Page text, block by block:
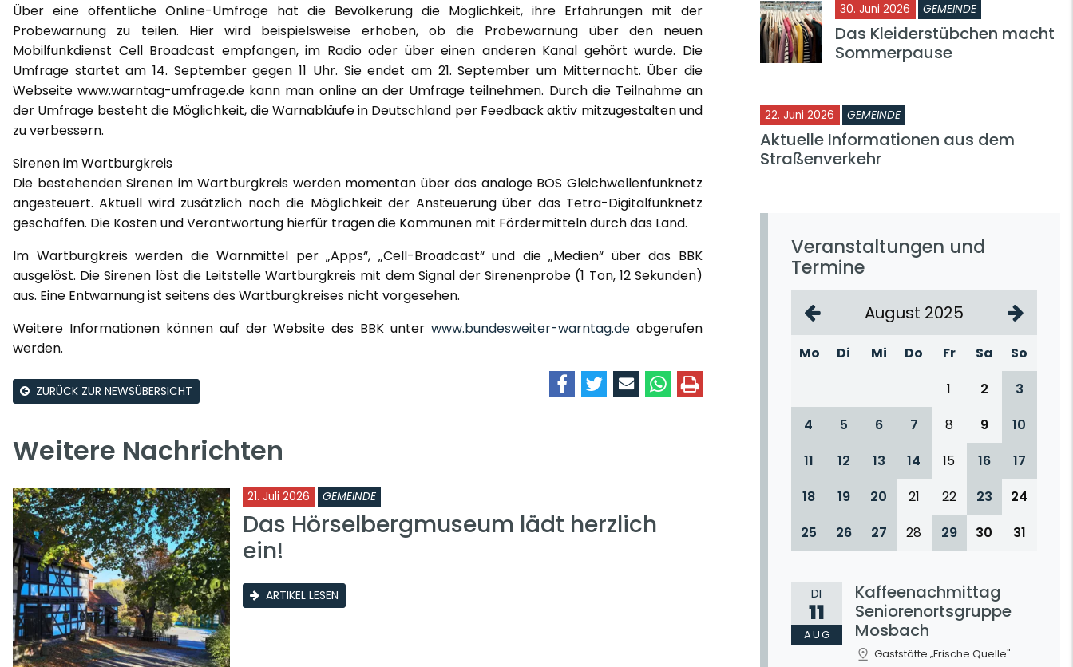
Über eine öffentliche Online-Umfrage hat die Bevölkerung die Möglichkeit, ihre Erfahrungen mit der
Probewarnung zu teilen. Hier wird beispielsweise erhoben, ob die Probewarnung über den neuen
Mobilfunkdienst Cell Broadcast empfangen, im Radio oder über einen anderen Kanal gehört wurde. Die
Umfrage startet am 14. September gegen 11 Uhr. Sie endet am 21. September um Mitternacht. Über die
Webseite www.warntag-umfrage.de kann man online an der Umfrage teilnehmen. Durch die Teilnahme an
der Umfrage besteht die Möglichkeit, die Warnabläufe in Deutschland per Feedback aktiv mitzugestalten und
zu verbessern.
Sirenen im Wartburgkreis
Die bestehenden Sirenen im Wartburgkreis werden momentan über das analoge BOS Gleichwellenfunknetz
angesteuert. Aktuell wird zusätzlich noch die Möglichkeit der Ansteuerung über das Tetra-Digitalfunknetz
geschaffen. Die Kosten und Verantwortung hierfür tragen die Kommunen mit Fördermitteln durch das Land.
Im Wartburgkreis werden die Warnmittel per „Apps“, „Cell-Broadcast“ und die „Medien“ über das BBK
ausgelöst. Die Sirenen löst die Leitstelle Wartburgkreis mit dem Signal der Sirenenprobe (1 Ton, 12 Sekunden)
aus. Eine Entwarnung ist seitens des Wartburgkreises nicht vorgesehen.
Weitere Informationen können auf der Website des BBK unterwww.bundesweiter-warntag.de abgerufen
werden.
ZURÜCK ZUR NEWSÜBERSICHT
Weitere Nachrichten
21. Juli 2026 GEMEINDE
Das Hörselbergmuseum lädt herzlich
ein!
ARTIKEL LESEN
30. Juni 2026 GEMEINDE
Das Kleiderstübchen macht
Sommerpause
22. Juni 2026 GEMEINDE
Aktuelle Informationen aus dem
Straßenverkehr
Veranstaltungen und
Termine
August 2025
Mo Di Mi Do Fr Sa
So
1
2
3
4
5 6 7 8 9
10
11
12 13 14 15 16
17
18
19 20 21 22 23
24
25
26 27 28 29 30 31
DI
11
AUG
Kaffeenachmittag
Seniorenortsgruppe
Mosbach
Gaststätte „Frische Quelle"